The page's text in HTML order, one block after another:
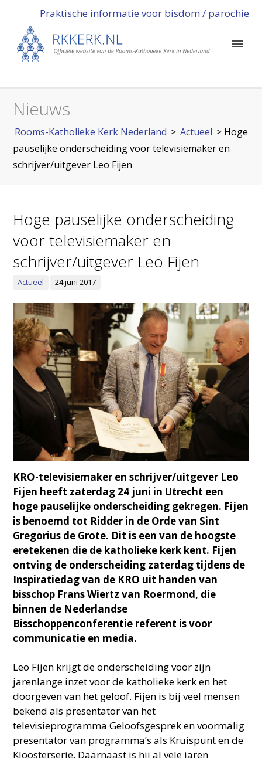
Praktische informatie voor bisdom / parochie
Nieuws
Rooms-Katholieke Kerk Nederland > Actueel > Hoge
pauselijke onderscheiding voor televisiemaker en
schrijver/uitgever Leo Fijen
Hoge pauselijke onderscheiding
voor televisiemaker en
schrijver/uitgever Leo Fijen
Actueel 24 juni 2017
KRO-televisiemaker en schrijver/uitgever Leo
Fijen heeft zaterdag 24 juni in Utrecht een
hoge pauselijke onderscheiding gekregen. Fijen
is benoemd tot Ridder in de Orde van Sint
Gregorius de Grote. Dit is een van de hoogste
eretekenen die de katholieke kerk kent. Fijen
ontving de onderscheiding zaterdag tijdens de
Inspiratiedag van de KRO uit handen van
bisschop Frans Wiertz van Roermond, die
binnen de Nederlandse
Bisschoppenconferentie referent is voor
communicatie en media.
Leo Fijen krijgt de onderscheiding voor zijn
jarenlange inzet voor de katholieke kerk en het
doorgeven van het geloof. Fijen is bij veel mensen
bekend als presentator van het
televisieprogramma Geloofsgesprek en voormalig
presentator van programma’s als Kruispunt en de
Kloosterserie. Daarnaast is hij al vele jaren